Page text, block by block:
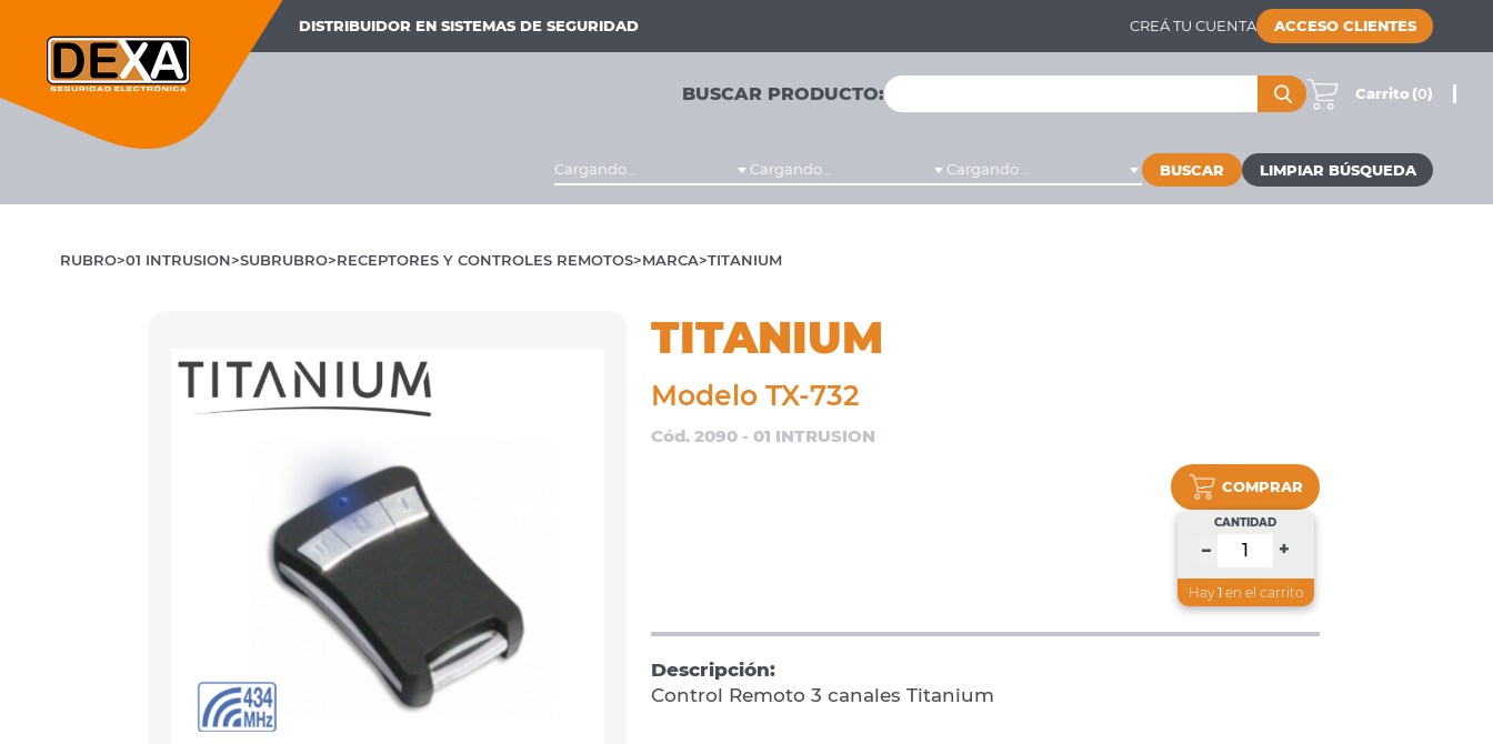
DISTRIBUIDOR EN SISTEMAS DE SEGURIDAD CREÁ TU CUENTA ACCESO CLIENTES
BUSCAR PRODUCTO: Carrito (0)
Cargando... Cargando... Cargando... BUSCAR
RUBRO 01 INTRUSION SUBRUBRO RECEPTORES Y CONTROLES REMOTOS MARCA TITANIUM
TITANIUM
Modelo TX-732
Cód. 2090 - 01 INTRUSION
COMPRAR
CANTIDAD
– +
Hay 1en el carrito
Descripción:
Control Remoto 3 canales Titanium